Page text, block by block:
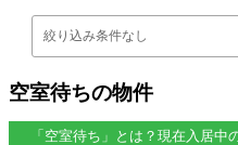
絞り込み条件なし
空室待ちの物件
「空室待ち」とは？現在入居